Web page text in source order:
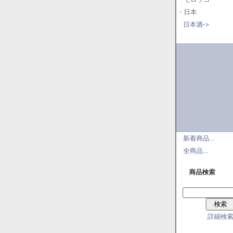
- 日本
日本酒->
新着商品...
全商品...
商品検索
詳細検索